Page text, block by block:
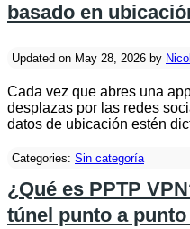
basado en
Updated on May 28, 2026 by
Cada vez que abres una
desplazas por las redes
datos de ubicación estén
Categories: Sin categoría
¿Qué es PPTP
túnel punto a